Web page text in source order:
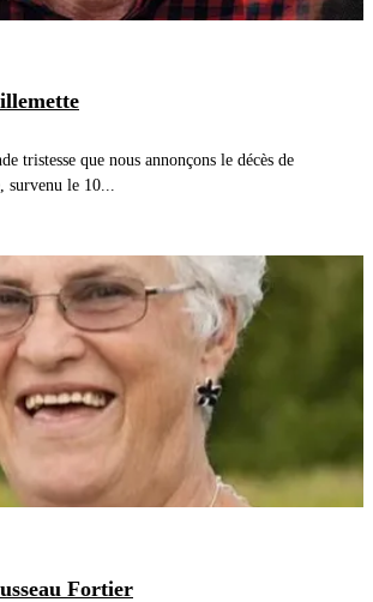
tristesse que nous annonçons le décès de
survenu le 10...
Fortier